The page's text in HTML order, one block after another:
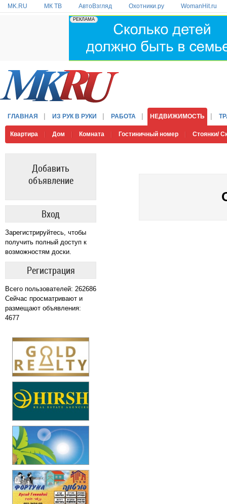
MK.RU МК ТВ АвтоВзгляд Охотники.ру WomanHit.ru
ГЛАВНАЯ ИЗ РУК В РУКИ РАБОТА НЕДВИЖИМОСТЬ
Квартира Дом Комната Гостиничный номер Стоянки/
Добавить
объявление
Вход
Зарегистрируйтесь, чтобы
получить полный доступ к
возможностям доски.
Регистрация
Всего пользователей: 262686
Сейчас просматривают и
размещают объявления:
4677